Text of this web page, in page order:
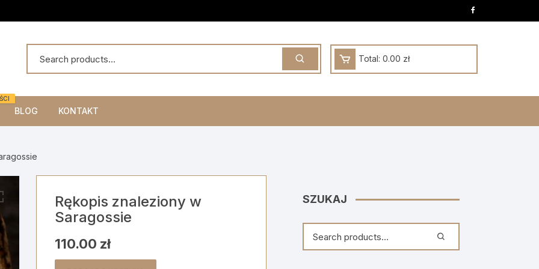
Total: 0.00 zł
BLOG KONTAKT
Rękopis znaleziony w
Saragossie
110.00 zł
SZUKAJ